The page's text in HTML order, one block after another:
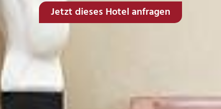
Jetzt dieses Hotel anfragen